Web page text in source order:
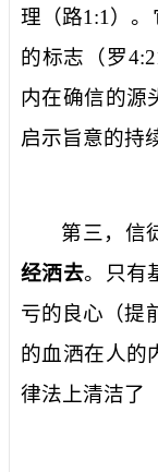
理（路1:1 ）。
的标志（罗
内在确信的源
启示旨意的持
第三，信
经洒去。只有
亏的良心（提
的血洒在人的
律法上清洁了